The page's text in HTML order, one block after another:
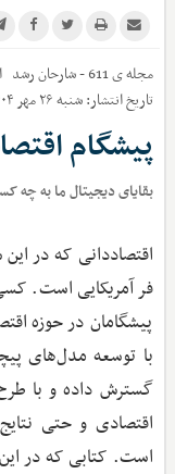
مجله ی 611 - شارحان رشد
تاریخ انتشار:شنبه ۲۶ مهر ۱۴۰۴
پیشگام
بقایای دیجیتال ما به
اقتصاددانی که در
فر آمریکایی است.
پیشگامان در حوزه
با توسعه مدل‌های
گسترش داده و با
اقتصادی و حتی
است. کتابی که در